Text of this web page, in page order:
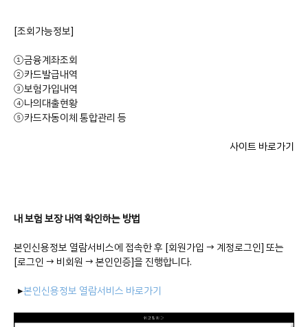
[조회가능정보]
①금융계좌조회
②카드발급내역
③보험가입내역
④나의대출현황
⑤카드자동이체 통합관리 등
사이트 바로가기
내 보험 보장 내역 확인하는 방법
본인신용정보 열람서비스에 접속한 후 [회원가입 → 계정로그인] 또는
[로그인 → 비회원 → 본인인증]을 진행합니다.
▸본인신용정보 열람서비스 바로가기